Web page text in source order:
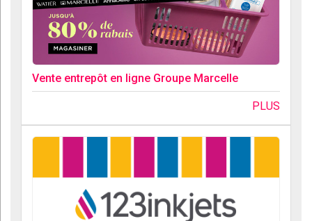
Vente entrepôt en ligne Groupe Marcelle
PLUS